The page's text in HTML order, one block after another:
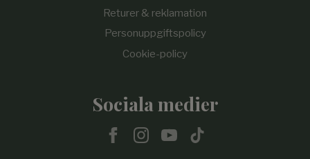
Returer & reklamation
Personuppgiftspolicy
Cookie-policy
Sociala medier